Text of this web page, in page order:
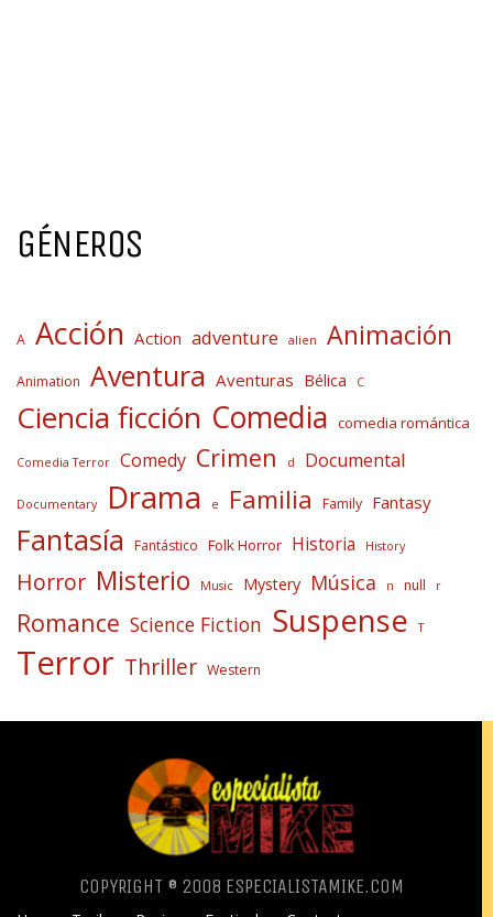
GÉNEROS
A Acción Action adventure alien Animación
Animation Aventura Aventuras Bélica C
Ciencia ficción Comedia comedia romántica
Comedia Terror Comedy Crimen d Documental
Documentary Drama e Familia Family Fantasy
Fantasía Fantástico Folk Horror Historia History
Horror Misterio Music Mystery Música n null r
Romance Science Fiction Suspense T
Terror Thriller Western
COPYRIGHT ® 2008 ESPECIALISTAMIKE.COM